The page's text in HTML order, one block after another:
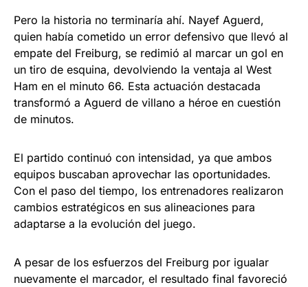
Pero la historia no terminaría ahí. Nayef Aguerd,
quien había cometido un error defensivo que llevó al
empate del Freiburg, se redimió al marcar un gol en
un tiro de esquina, devolviendo la ventaja al West
Ham en el minuto 66. Esta actuación destacada
transformó a Aguerd de villano a héroe en cuestión
de minutos.
El partido continuó con intensidad, ya que ambos
equipos buscaban aprovechar las oportunidades.
Con el paso del tiempo, los entrenadores realizaron
cambios estratégicos en sus alineaciones para
adaptarse a la evolución del juego.
A pesar de los esfuerzos del Freiburg por igualar
nuevamente el marcador, el resultado final favoreció